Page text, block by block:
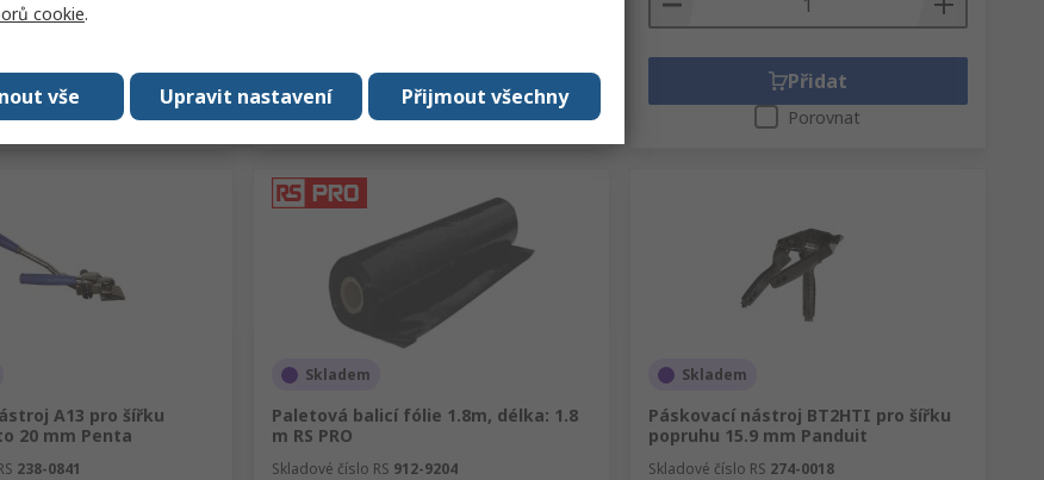
Přidat
Porovnat
Přidat
Porovnat
Přidat
Porovnat
A13 pro šířku
20 mm Penta
238-0841
Skladem
Paletová balicí fólie 1.8m, délka: 1.8
m RS PRO
Skladové číslo RS 912-9204
Skladem
Páskovací nástroj BT2HTI pro šířku
popruhu 15.9 mm Panduit
Skladové číslo RS 274-0018
cookie.
Přijmout všechny
Upravit nastavení
vše